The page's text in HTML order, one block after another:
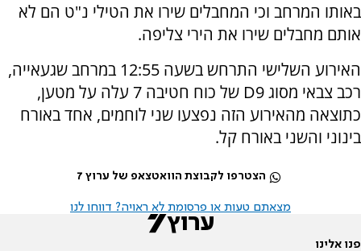
באותו המרחב וכי ⁠המחבלים שירו את הטילי נ"ט הם לא
אותם מחבלים שירו את הירי צליפה.
האירוע השלישי התרחש בשעה 12:55 במרחב שגעאייה,
רכב צבאי מסוג D9 של כוח חטיבה 7 עלה על מטען,
כתוצאה מהאירוע הזה נפצעו שני לוחמים, אחד באורח
בינוני והשני באורח קל.
הצטרפו לקבוצת הוואטצאפ של ערוץ 7
מצאתם טעות או פרסומת לא ראויה? דווחו לנו
פנו אלינו